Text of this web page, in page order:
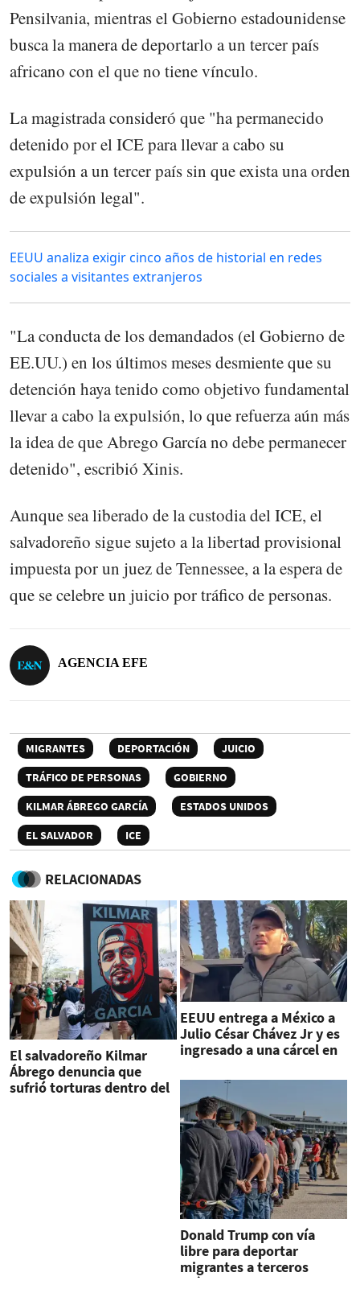
Pensilvania, mientras el Gobierno estadounidense
busca la manera de deportarlo a un tercer país
africano con el que no tiene vínculo.
La magistrada consideró que "ha permanecido
detenido por el ICE para llevar a cabo su
expulsión a un tercer país sin que exista una orden
de expulsión legal".
EEUU analiza exigir cinco años de historial en redes
sociales a visitantes extranjeros
"La conducta de los demandados (el Gobierno de
EE.UU.) en los últimos meses desmiente que su
detención haya tenido como objetivo fundamental
llevar a cabo la expulsión, lo que refuerza aún más
la idea de que Abrego García no debe permanecer
detenido", escribió Xinis.
Aunque sea liberado de la custodia del ICE, el
salvadoreño sigue sujeto a la libertad provisional
impuesta por un juez de Tennessee, a la espera de
que se celebre un juicio por tráfico de personas.
AGENCIA EFE
MIGRANTES DEPORTACIÓN
JUICIO
TRÁFICO DE PERSONAS
GOBIERNO
KILMAR ÁBREGO GARCÍA
ESTADOS UNIDOS
EL SALVADOR
ICE
RELACIONADAS
El salvadoreño Kilmar
Ábrego denuncia que
sufrió torturas dentro del
EEUU entrega a México a
Julio César Chávez Jr y es
ingresado a una cárcel en
Donald Trump con vía
libre para deportar
migrantes a terceros
países como El Salvador